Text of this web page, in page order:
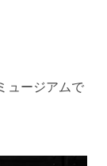
ュージアムで